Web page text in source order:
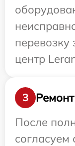
перевозку
центр
3
После
согласуем